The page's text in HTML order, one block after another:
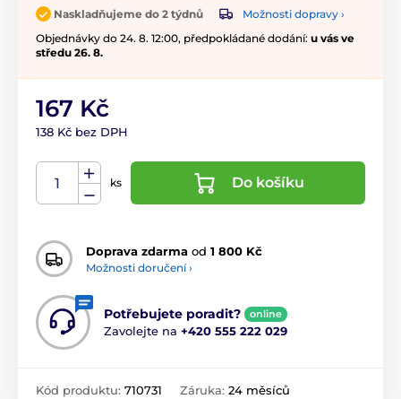
Naskladňujeme do 2 týdnů
Možnosti dopravy ›
Objednávky do 24. 8. 12:00, předpokládané dodání: u vás ve
středu 26. 8.
167 Kč
138 Kč bez DPH
ks Do košíku
Doprava zdarma od 1 800 Kč
Možnosti doručení ›
Potřebujete poradit? online
Zavolejte na +420 555 222 029
Kód produktu: 710731 Záruka: 24 měsíců